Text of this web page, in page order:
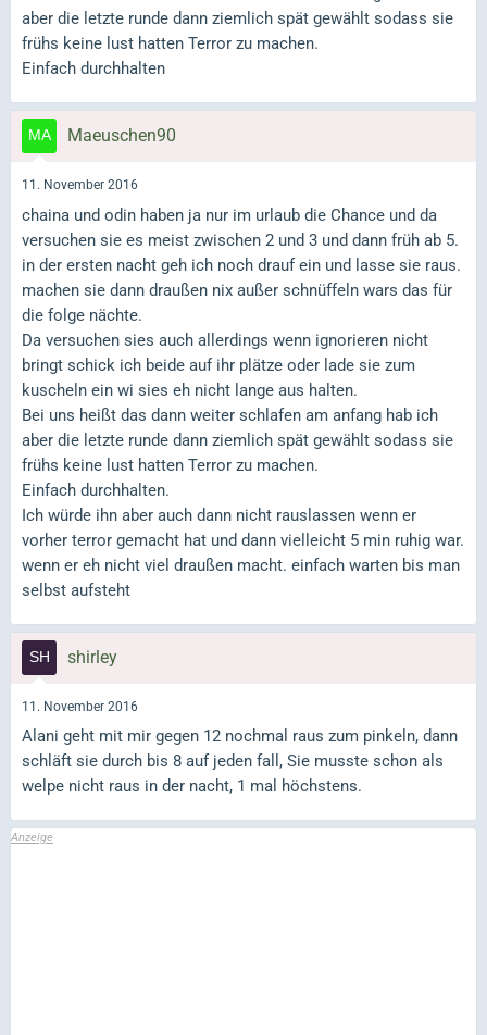
aber die letzte runde dann ziemlich spät gewählt sodass sie
frühs keine lust hatten Terror zu machen.
Einfach durchhalten
Maeuschen90
11. November 2016
chaina und odin haben ja nur im urlaub die Chance und da
versuchen sie es meist zwischen 2 und 3 und dann früh ab 5.
in der ersten nacht geh ich noch drauf ein und lasse sie raus.
machen sie dann draußen nix außer schnüffeln wars das für
die folge nächte.
Da versuchen sies auch allerdings wenn ignorieren nicht
bringt schick ich beide auf ihr plätze oder lade sie zum
kuscheln ein wi sies eh nicht lange aus halten.
Bei uns heißt das dann weiter schlafen am anfang hab ich
aber die letzte runde dann ziemlich spät gewählt sodass sie
frühs keine lust hatten Terror zu machen.
Einfach durchhalten.
Ich würde ihn aber auch dann nicht rauslassen wenn er
vorher terror gemacht hat und dann vielleicht 5 min ruhig war.
wenn er eh nicht viel draußen macht. einfach warten bis man
selbst aufsteht
shirley
11. November 2016
Alani geht mit mir gegen 12 nochmal raus zum pinkeln, dann
schläft sie durch bis 8 auf jeden fall, Sie musste schon als
welpe nicht raus in der nacht, 1 mal höchstens.